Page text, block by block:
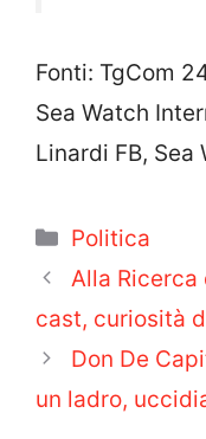
Fonti: TgCom
Sea Watch
Linardi FB,
Categorie
Politica
Alla Ricerca
cast, curiosità
Don De
un ladro,